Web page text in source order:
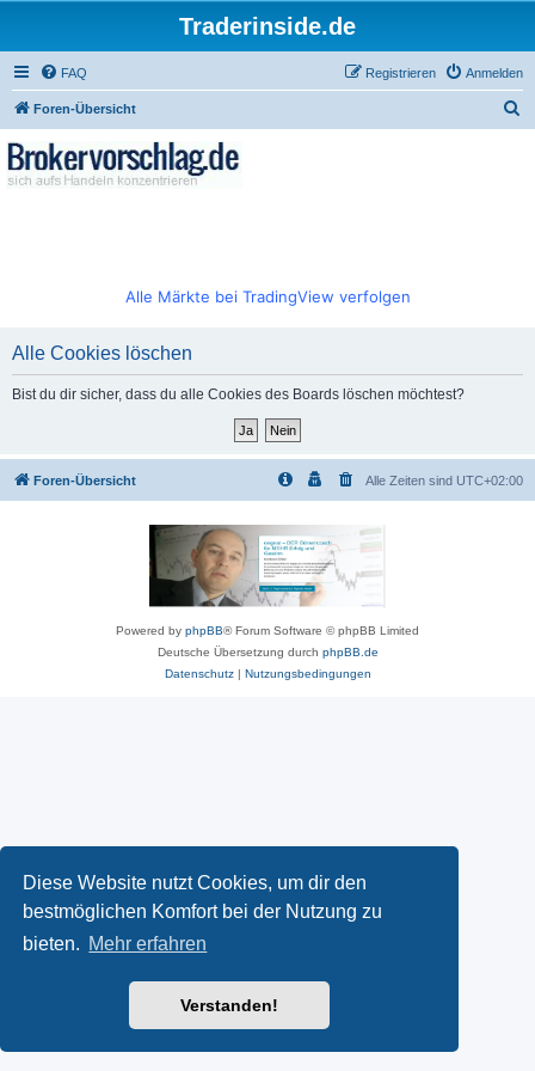
Diese Website nutzt Cookies, um dir den
bestmöglichen Komfort bei der Nutzung zu
bieten. Mehr erfahren
Verstanden!
Traderinside.de
FAQ Anmelden
Registrieren
Foren-Übersicht
Alle Märkte bei TradingView verfolgen
Alle Cookies löschen
Bist du dir sicher, dass du alle Cookies des Boards löschen möchtest?
Foren-Übersicht Alle Zeiten sind UTC+02:00
Powered by phpBB® Forum Software © phpBB Limited
Deutsche Übersetzung durch phpBB.de
Datenschutz| Nutzungsbedingungen